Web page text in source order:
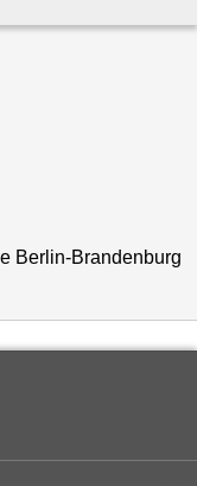
Berlin-Brandenburg